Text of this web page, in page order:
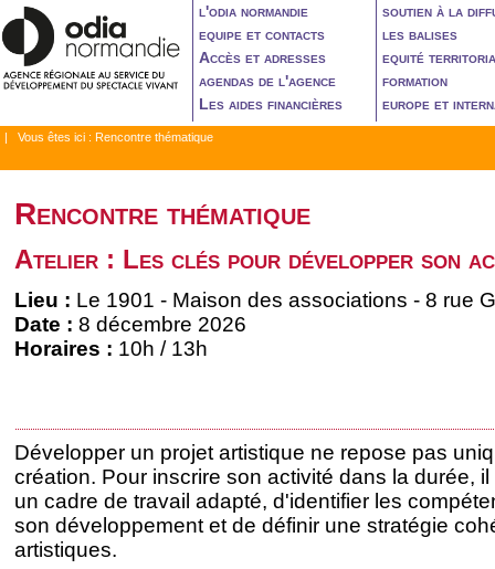
l'odia normandie
equipe et contacts
Accès et adresses
agendas de l'agence
Les aides financières
soutien à la
les balises
equité
formation
europe et
| Vous êtes ici : Rencontre thématique
Rencontre thématique
Atelier : Les clés pour développer son
Lieu : Le 1901 - Maison des associations - 8 rue
Date : 8 décembre 2026
Horaires : 10h / 13h
Développer un projet artistique ne repose pas
création. Pour inscrire son activité dans la durée,
un cadre de travail adapté, d'identifier les
son développement et de définir une stratégie
artistiques.